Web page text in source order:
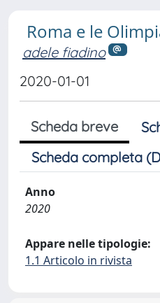
Roma e le
adele fiadino
2020-01-01
Scheda breve
Scheda completa
Anno
2020
Appare nelle tipologie:
1.1 Articolo in rivista